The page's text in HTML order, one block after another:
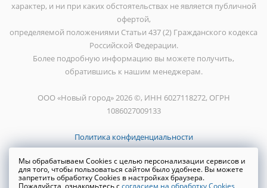
характер, и ни при каких обстоятельствах не является публичной
офертой,
определяемой положениями Статьи 437 (2) Гражданского кодекса
Российской Федерации.
Более подробную информацию вы можете получить,
обратившись к нашим менеджерам.
ООО «Новый город» 2026 ©, ИНН 6027118272, ОГРН
1086027009133
Политика конфиденциальности
Мы обрабатываем Cookies с целью персонализации сервисов и
для того, чтобы пользоваться сайтом было удобнее. Вы можете
запретить обработку Cookies в настройках браузера.
Пожалуйста, ознакомьтесь ссогласием на обработку Cookies